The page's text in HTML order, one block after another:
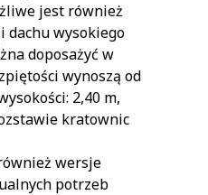
jest również
dachu wysokiego
doposażyć w
wynoszą od
2,40 m,
kratownic
wersje
potrzeb